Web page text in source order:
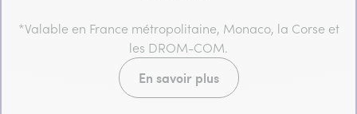
*Valable en France métropolitaine, Monaco, la Corse et
les DROM-COM.
En savoir plus